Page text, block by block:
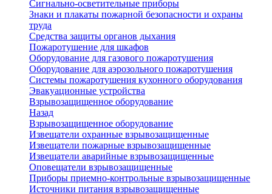
Сигнально-осветительные приборы
Знаки и плакаты пожарной безопасности и охраны
труда
Средства защиты органов дыхания
Пожаротушение для шкафов
Оборудование для газового пожаротушения
Оборудование для аэрозольного пожаротушения
Системы пожаротушения кухонного оборудования
Эвакуационные устройства
Взрывозащищенное оборудование
Назад
Взрывозащищенное оборудование
Извещатели охранные взрывозащищенные
Извещатели пожарные взрывозащищенные
Извещатели аварийные взрывозащищенные
Оповещатели взрывозащищенные
Приборы приемно-контрольные взрывозащищенные
Источники питания взрывозащищенные